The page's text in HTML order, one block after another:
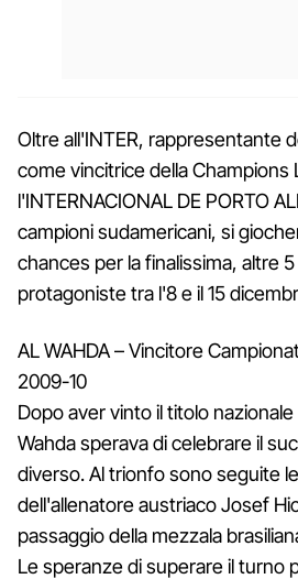
Oltre all'INTER, rappresentante
come vincitrice della Champions
l'INTERNACIONAL DE PORTO
campioni sudamericani, si
chances per la finalissima, altre
protagoniste tra l'8 e il 15
AL WAHDA – Vincitore
2009-10
Dopo aver vinto il titolo
Wahda sperava di celebrare il
diverso. Al trionfo sono seguite
dell'allenatore austriaco Josef
passaggio della mezzala
Le speranze di superare il turno